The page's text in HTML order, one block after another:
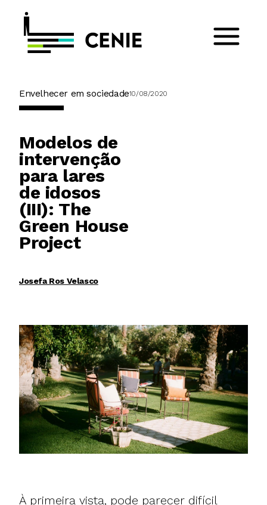
Envelhecer em sociedade10/08/2020
Modelos de
intervenção
para lares
de idosos
(III): The
Green House
Project
Josefa Ros Velasco
À primeira vista, pode parecer difícil